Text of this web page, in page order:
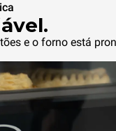
e o forno está